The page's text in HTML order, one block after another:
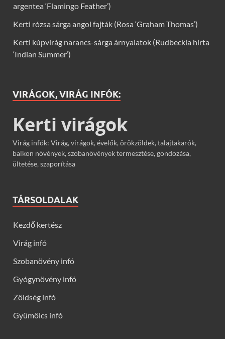
argentea ‘Flamingo Feather’)
Kerti rózsa sárga angol fajták (Rosa ‘Graham Thomas’)
Kerti kúpvirág narancs-sárga árnyalatok (Rudbeckia hirta
‘Indian Summer’)
VIRÁGOK, VIRÁG INFÓK:
Kerti virágok
Virág infók: Virág, virágok, évelők, örökzöldek, talajtakarók,
balkon növények, szobanövények termesztése, gondozása,
ültetése, szaporítása
TÁRSOLDALAK
Kezdő kertész
Virág infó
Szobanövény infó
Gyógynövény infó
Zöldség infó
Gyümölcs infó